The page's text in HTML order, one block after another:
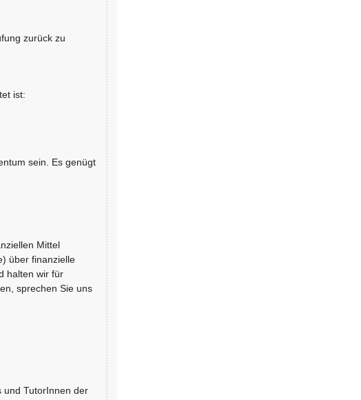
zurück zu
ist:
sein. Es genügt
Mittel
über finanzielle
halten wir für
sprechen Sie uns
und TutorInnen der